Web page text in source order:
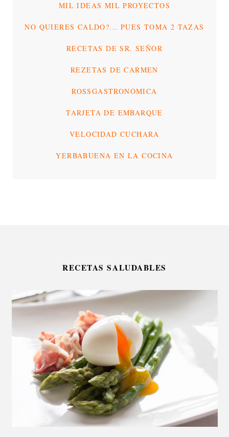
MIL IDEAS MIL PROYECTOS
NO QUIERES CALDO?... PUES TOMA 2 TAZAS
RECETAS DE SR. SEÑOR
REZETAS DE CARMEN
ROSSGASTRONÓMICA
TARJETA DE EMBARQUE
VELOCIDAD CUCHARA
YERBABUENA EN LA COCINA
RECETAS SALUDABLES